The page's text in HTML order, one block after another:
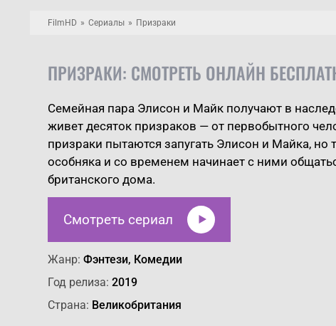
FilmHD Сериалы Призраки
ПРИЗРАКИ: СМОТРЕТЬ ОНЛАЙН
Семейная пара Элисон и Майк получают в
живет десяток призраков — от первобытного
призраки пытаются запугать Элисон и Майка,
особняка и со временем начинает с ними
британского дома.
Смотреть сериал
Жанр: Фэнтези, Комедии
Год релиза: 2019
Страна: Великобритания